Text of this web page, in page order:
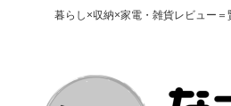
暮らし×収納×家電・雑貨レビュー